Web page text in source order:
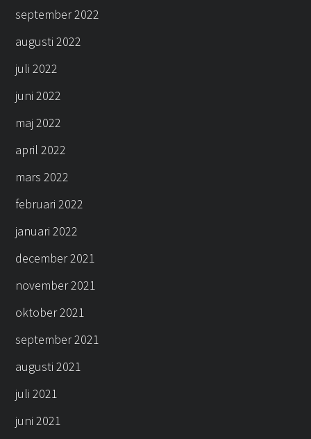
september 2022
augusti 2022
juli 2022
juni 2022
maj 2022
april 2022
mars 2022
februari 2022
januari 2022
december 2021
november 2021
oktober 2021
september 2021
augusti 2021
juli 2021
juni 2021